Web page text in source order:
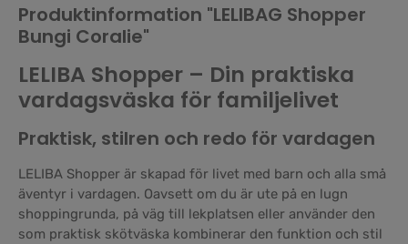
Produktinformation "LELIBAG Shopper
Bungi Coralie"
LELIBA Shopper – Din praktiska
vardagsväska för familjelivet
Praktisk, stilren och redo för vardagen
LELIBA Shopper är skapad för livet med barn och alla små
äventyr i vardagen. Oavsett om du är ute på en lugn
shoppingrunda, på väg till lekplatsen eller använder den
som praktisk skötväska kombinerar den funktion och stil